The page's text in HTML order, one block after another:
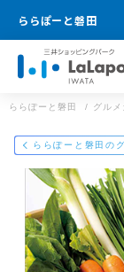
ららぽーと磐田
ららぽーと
住所 ：
〒438-0801 静
【飲食店 営業時
フードコート
ン：11：00～
※一部営業時間の
店舗情報
しゃぶ菜
ららぽーと磐田
静岡県磐田市高見
https://mitsui-
000000021020/
ららぽーと磐田 グルメ
ららぽーと磐田の